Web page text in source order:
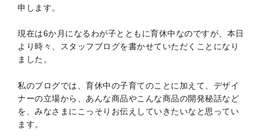
申します。
現在は6か月になるわが子とともに育休中なのですが、本日
より時々、スタッフブログを書かせていただくことになり
ました。
私のブログでは、育休中の子育てのことに加えて、デザイ
ナーの立場から、あんな商品やこんな商品の開発秘話など
を、みなさまにこっそりお伝えしていきたいなと思ってい
ます。